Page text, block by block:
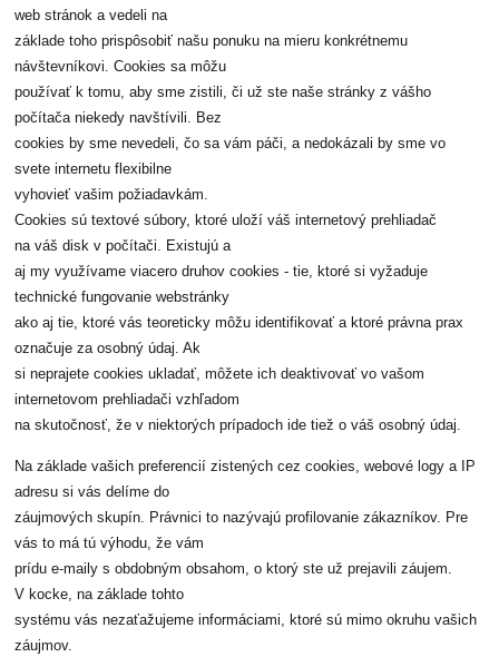
web stránok a vedeli na
základe toho prispôsobiť našu ponuku na mieru konkrétnemu
návštevníkovi. Cookies sa môžu
používať k tomu, aby sme zistili, či už ste naše stránky z vášho
počítača niekedy navštívili. Bez
cookies by sme nevedeli, čo sa vám páči, a nedokázali by sme vo
svete internetu flexibilne
vyhovieť vašim požiadavkám.
Cookies sú textové súbory, ktoré uloží váš internetový prehliadač
na váš disk v počítači. Existujú a
aj my využívame viacero druhov cookies - tie, ktoré si vyžaduje
technické fungovanie webstránky
ako aj tie, ktoré vás teoreticky môžu identifikovať a ktoré právna prax
označuje za osobný údaj. Ak
si neprajete cookies ukladať, môžete ich deaktivovať vo vašom
internetovom prehliadači vzhľadom
na skutočnosť, že v niektorých prípadoch ide tiež o váš osobný údaj.
Na základe vašich preferencií zistených cez cookies, webové logy a IP
adresu si vás delíme do
záujmových skupín. Právnici to nazývajú profilovanie zákazníkov. Pre
vás to má tú výhodu, že vám
prídu e-maily s obdobným obsahom, o ktorý ste už prejavili záujem.
V kocke, na základe tohto
systému vás nezaťažujeme informáciami, ktoré sú mimo okruhu vašich
záujmov.